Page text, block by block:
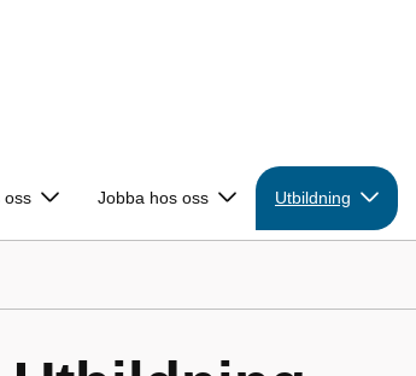
oss Jobba hos oss Utbildning